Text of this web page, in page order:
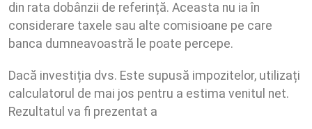
din rata dobânzii de referință. Aceasta nu ia în
considerare taxele sau alte comisioane pe care
banca dumneavoastră le poate percepe.
Dacă investiția dvs. Este supusă impozitelor, utilizați
calculatorul de mai jos pentru a estima venitul net.
Rezultatul va fi prezentat a